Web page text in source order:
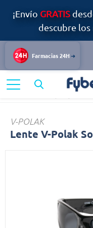
¡Envío GRATIS
descubre los
Farmacias 24H
Bazar y Hogar
V-POLAK
Lente V-Polak